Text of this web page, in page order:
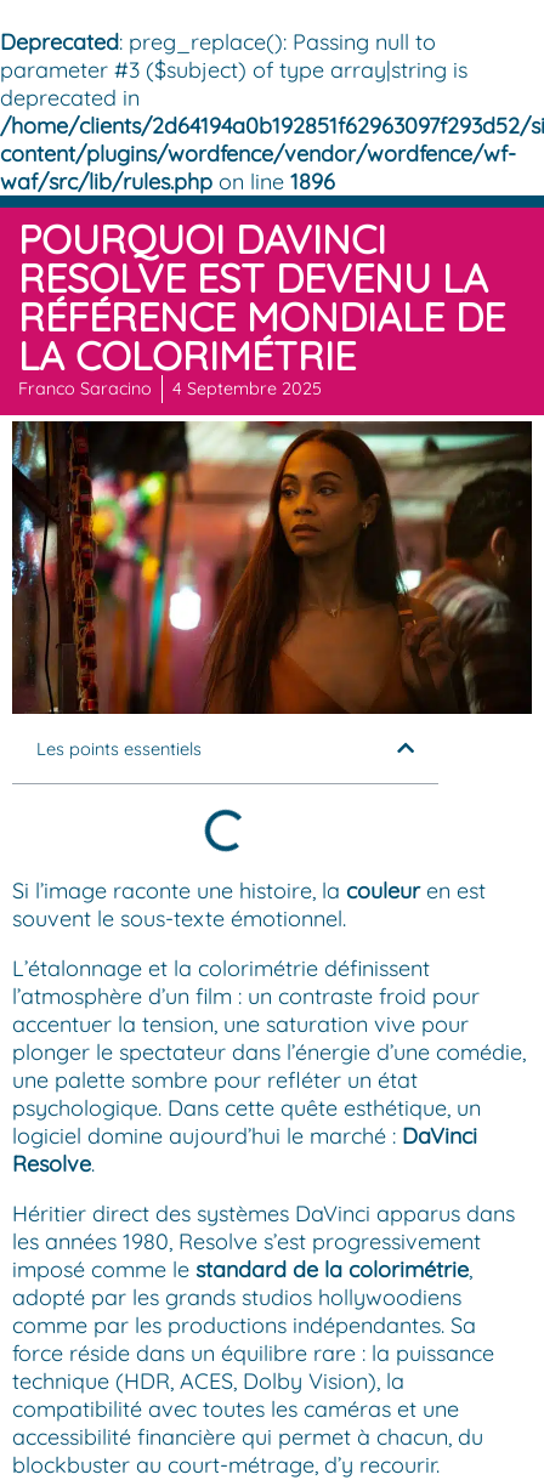
Deprecated: preg_replace(): Passing null to
parameter #3 ($subject) of type array|string is
deprecated in
/home/clients/
content/plugins/wordfence/vendor/wordfence/wf-
waf/src/lib/rules.php on line 1896
POURQUOI DAVINCI
RESOLVE EST DEVENU LA
RÉFÉRENCE MONDIALE DE
LA COLORIMÉTRIE
Franco Saracino 4 Septembre 2025
Les points essentiels
Si l’image raconte une histoire, la couleuren est
souvent le sous-texte émotionnel.
L’étalonnage et la colorimétrie définissent
l’atmosphère d’un film : un contraste froid pour
accentuer la tension, une saturation vive pour
plonger le spectateur dans l’énergie d’une comédie,
une palette sombre pour refléter un état
psychologique. Dans cette quête esthétique, un
logiciel domine aujourd’hui le marché : DaVinci
Resolve.
Héritier direct des systèmes DaVinci apparus dans
les années 1980, Resolve s’est progressivement
imposé comme le standard de la colorimétrie,
adopté par les grands studios hollywoodiens
comme par les productions indépendantes. Sa
force réside dans un équilibre rare : la puissance
technique (HDR, ACES, Dolby Vision), la
compatibilité avec toutes les caméras et une
accessibilité financière qui permet à chacun, du
blockbuster au court-métrage, d’y recourir.